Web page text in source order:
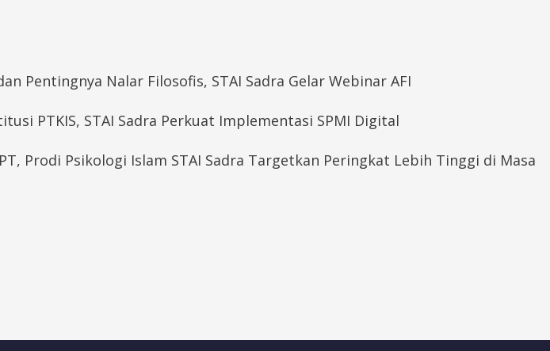
Pentingnya Nalar Filosofis, STAI Sadra Gelar Webinar AFI
PTKIS, STAI Sadra Perkuat Implementasi SPMI Digital
Prodi Psikologi Islam STAI Sadra Targetkan Peringkat Lebih Tinggi di Masa